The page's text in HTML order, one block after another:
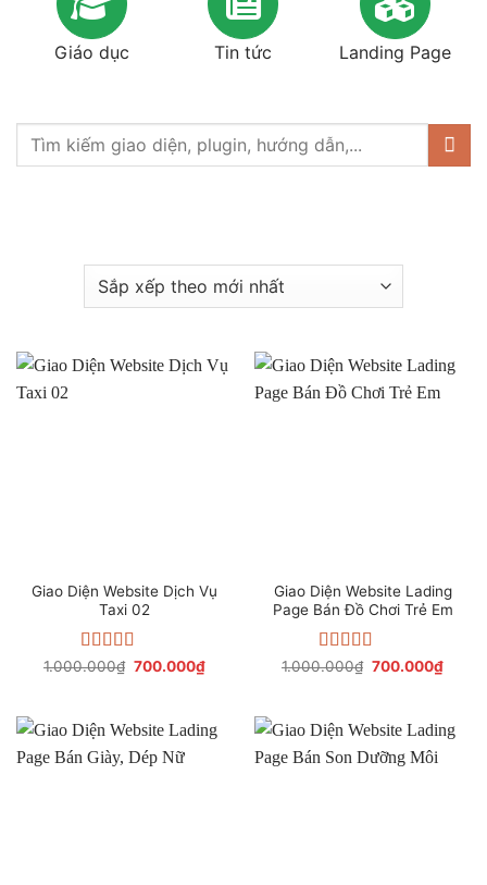
Giáo dục Tin tức Landing Page
Tìm
Giao Diện Website Dịch Vụ
Taxi 02
Được xếp
1.000.000₫ Giá
700.000₫Giá
700.000₫.
Giao Diện Website Lading
Page Bán Đồ Chơi Trẻ Em
Được xếp
1.000.000₫ Giá
700.000₫Giá